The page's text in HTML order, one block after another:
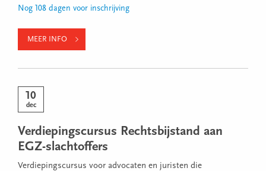
Nog 108 dagen voor inschrijving
MEER INFO
10
dec
Verdiepingscursus Rechtsbijstand aan
EGZ-slachtoffers
Verdiepingscursus voor advocaten en juristen die